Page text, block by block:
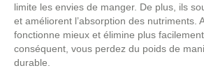
limite les envies de manger. De plus, ils
et améliorent l’absorption des nutriments.
fonctionne mieux et élimine plus
conséquent, vous perdez du poids de
durable.